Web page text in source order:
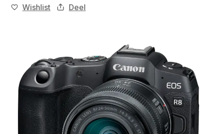
Wishlist Deel